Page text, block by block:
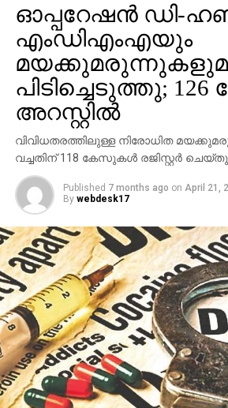
ഓപ്പറേഷന്‍ ഡി-
എംഡിഎംഎയും
പിടിച്ചെടുത്തു; 126
അറസ്റ്റില്‍
വിവിധതരത്തിലുള്ള നിരോധിത
വച്ചതിന് 118 കേസുകള്‍ രജിസ്റ്റര്‍
Published 7 months ago on April 21,
By webdesk17